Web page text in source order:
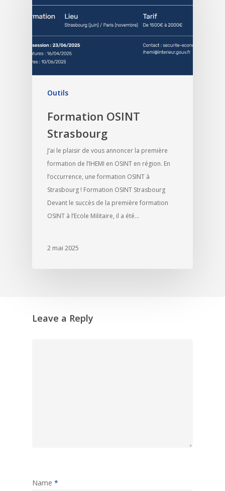
Outils
Formation OSINT
Strasbourg
J’ai le plaisir de vous annoncer la première
formation de l’IHEMI en OSINT en région. En
l’occurrence, une formation OSINT à
Strasbourg ! Formation OSINT Strasbourg
Devant le succès de la première formation
OSINT à l’Ecole Militaire, il a été…
2 mai 2025
Leave a Reply
Name *